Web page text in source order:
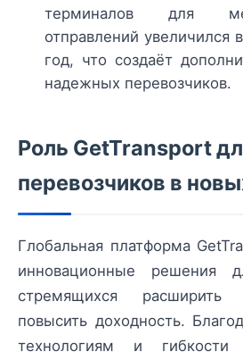
терминалов для
отправлений увеличился
год, что создаёт
надежных перевозчиков.
Роль GetTransport
перевозчиков в
Глобальная платформа
инновационные решения
стремящихся
повысить доходность.
технологиям и гибкости